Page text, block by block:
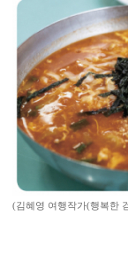
(김혜영 여행작가(행복한